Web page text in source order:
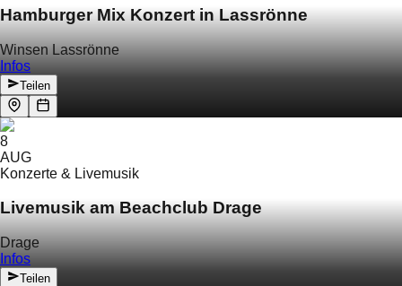
Hamburger Mix Konzert in Lassrönne
Winsen Lassrönne
Infos
Teilen
8
AUG
Konzerte & Livemusik
Livemusik am Beachclub Drage
Drage
Infos
Teilen